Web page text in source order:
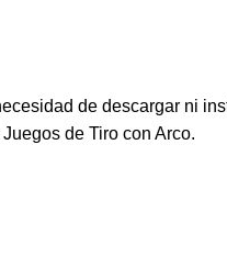
de descargar ni
de Tiro con Arco.